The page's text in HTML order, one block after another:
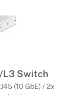
L3 Switch
(10 GbE) / 2x